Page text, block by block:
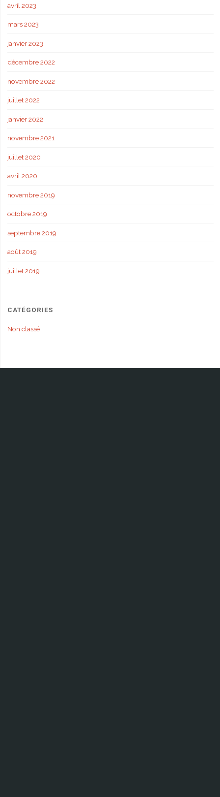
avril 2023
mars 2023
janvier 2023
décembre 2022
novembre 2022
juillet 2022
janvier 2022
novembre 2021
juillet 2020
avril 2020
novembre 2019
octobre 2019
septembre 2019
août 2019
juillet 2019
CATÉGORIES
Non classé